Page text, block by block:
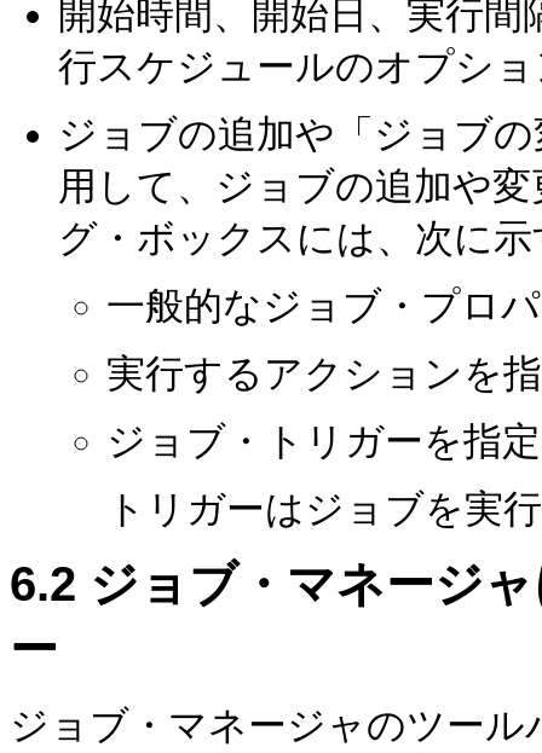
開始時間、開始日、実行
行スケジュールのオプシ
ジョブの追加や「ジョブ
用して、ジョブの追加や
グ・ボックスには、次に
一般的なジョブ・プロ
実行するアクションを
ジョブ・トリガーを指
トリガーはジョブを実
6.2 ジョブ・マネージ
ー
ジョブ・マネージャのツー